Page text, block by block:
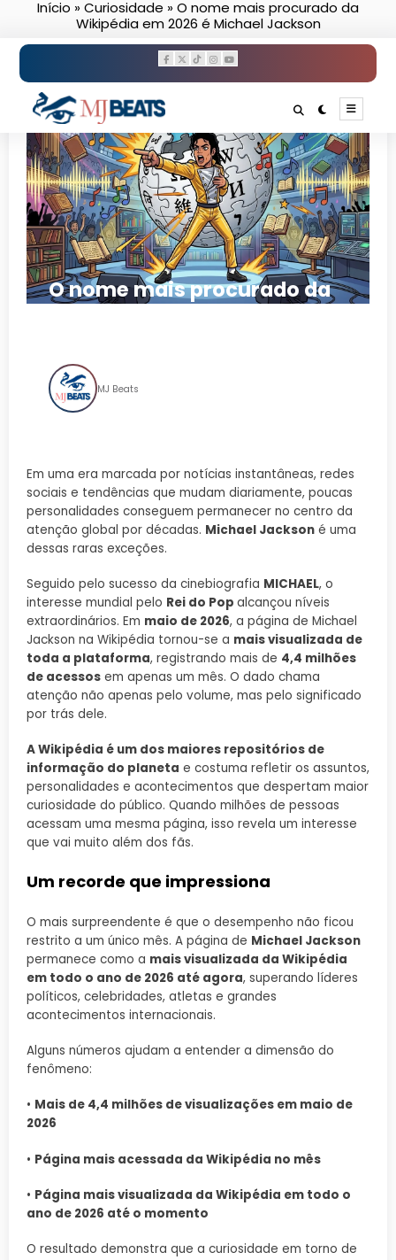
Início »Curiosidade »O nome mais procurado da
Wikipédia em 2026 é Michael Jackson
O nome mais procurado da
MJ Beats
Em uma era marcada por notícias instantâneas, redes
sociais e tendências que mudam diariamente, poucas
personalidades conseguem permanecer no centro da
atenção global por décadas. Michael Jackson é uma
dessas raras exceções.
Seguido pelo sucesso da cinebiografia MICHAEL, o
interesse mundial pelo Rei do Pop alcançou níveis
extraordinários. Em maio de 2026, a página de Michael
Jackson na Wikipédia tornou-se a mais visualizada de
toda a plataforma, registrando mais de 4,4 milhões
de acessos em apenas um mês. O dado chama
atenção não apenas pelo volume, mas pelo significado
por trás dele.
A Wikipédia é um dos maiores repositórios de
informação do planeta e costuma refletir os assuntos,
personalidades e acontecimentos que despertam maior
curiosidade do público. Quando milhões de pessoas
acessam uma mesma página, isso revela um interesse
que vai muito além dos fãs.
Um recorde que impressiona
O mais surpreendente é que o desempenho não ficou
restrito a um único mês. A página de Michael Jackson
permanece como a mais visualizada da Wikipédia
em todo o ano de 2026 até agora, superando líderes
políticos, celebridades, atletas e grandes
acontecimentos internacionais.
Alguns números ajudam a entender a dimensão do
fenômeno:
• Mais de 4,4 milhões de visualizações em maio de
2026
• Página mais acessada da Wikipédia no mês
• Página mais visualizada da Wikipédia em todo o
ano de 2026 até o momento
O resultado demonstra que a curiosidade em torno de